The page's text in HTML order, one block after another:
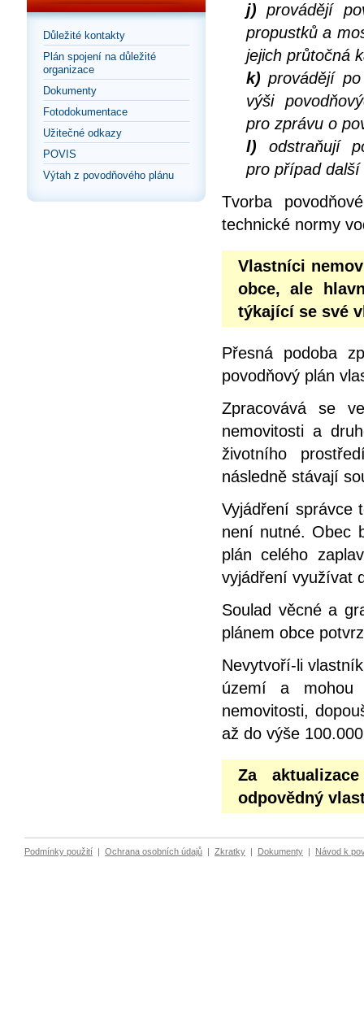
Důležité kontakty
Plán spojení na důležité
organizace
Dokumenty
Fotodokumentace
Užitečné odkazy
POVIS
Výtah z povodňového plánu
j) provádějí
propustků a
jejich průtočná
k) provádějí
výši
pro zprávu o
l) odstraňují
pro případ další
Tvorba
technické normy
Vlastníci
obce, ale
týkající se své
Přesná podoba
povodňový plán
Zpracovává se
nemovitosti a
životního
následně stávají
Vyjádření správce
není nutné. Obec
plán celého
vyjádření využívat
Soulad věcné a
plánem obce
Nevytvoří-li
území a mohou
nemovitosti,
až do výše
Za
odpovědný
Podmínky použití | Ochrana osobních údajů | Zkratky | Dokumenty | Návod k